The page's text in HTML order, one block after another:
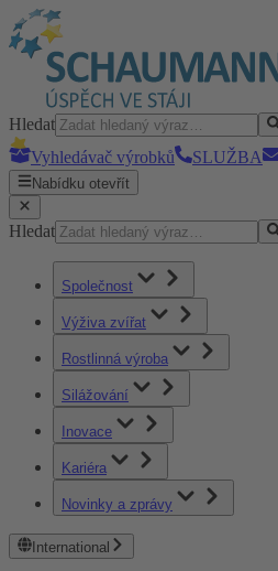
Hledat
Vyhledávač výrobků
SLUŽBA
Nabídku otevřít
Hledat
Společnost
Výživa zvířat
Rostlinná výroba
Silážování
Inovace
Kariéra
Novinky a zprávy
International